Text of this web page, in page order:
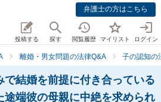
弁護士の方はこちら
投稿する 探す 閲覧履歴 マイリスト ログイン
離婚・男女問題の法律Q&A 子の認知の
で結婚を前提に付き合っている
途端彼の母親に中絶を求められ